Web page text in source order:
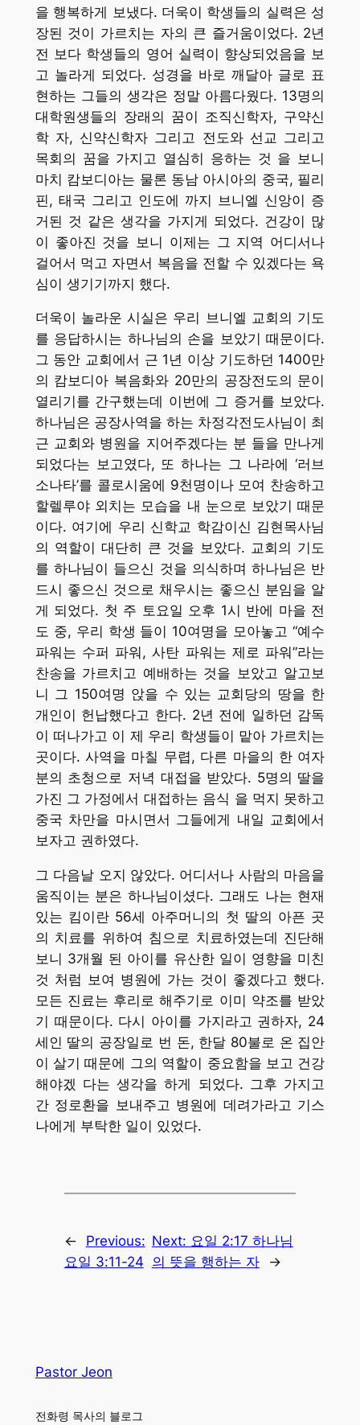
을 행복하게 보냈다. 더욱이 학생들의 실력은 성
장된 것이 가르치는 자의 큰 즐거움이었다. 2년
전 보다 학생들의 영어 실력이 향상되었음을 보
고 놀라게 되었다. 성경을 바로 깨달아 글로 표
현하는 그들의 생각은 정말 아름다웠다. 13명의
대학원생들의 장래의 꿈이 조직신학자, 구약신
학 자, 신약신학자 그리고 전도와 선교 그리고
목회의 꿈을 가지고 열심히 응하는 것 을 보니
마치 캄보디아는 물론 동남 아시아의 중국, 필리
핀, 태국 그리고 인도에 까지 브니엘 신앙이 증
거된 것 같은 생각을 가지게 되었다. 건강이 많
이 좋아진 것을 보니 이제는 그 지역 어디서나
걸어서 먹고 자면서 복음을 전할 수 있겠다는 욕
심이 생기기까지 했다.
더욱이 놀라운 시실은 우리 브니엘 교회의 기도
를 응답하시는 하나님의 손을 보았기 때문이다.
그 동안 교회에서 근 1년 이상 기도하던 1400만
의 캄보디아 복음화와 20만의 공장전도의 문이
열리기를 간구했는데 이번에 그 증거를 보았다.
하나님은 공장사역을 하는 차정각전도사님이 최
근 교회와 병원을 지어주겠다는 분 들을 만나게
되었다는 보고였다, 또 하나는 그 나라에 ‘러브
소나타’를 콜로시움에 9천명이나 모여 찬송하고
할렐루야 외치는 모습을 내 눈으로 보았기 때문
이다. 여기에 우리 신학교 학감이신 김현목사님
의 역할이 대단히 큰 것을 보았다. 교회의 기도
를 하나님이 들으신 것을 의식하며 하나님은 반
드시 좋으신 것으로 채우시는 좋으신 분임을 알
게 되었다. 첫 주 토요일 오후 1시 반에 마을 전
도 중, 우리 학생 들이 10여명을 모아놓고 “예수
파워는 수퍼 파워, 사탄 파워는 제로 파워”라는
찬송을 가르치고 예배하는 것을 보았고 알고보
니 그 150여명 앉을 수 있는 교회당의 땅을 한
개인이 헌납했다고 한다. 2년 전에 일하던 감독
이 떠나가고 이 제 우리 학생들이 맡아 가르치는
곳이다. 사역을 마칠 무렵, 다른 마을의 한 여자
분의 초청으로 저녁 대접을 받았다. 5명의 딸을
가진 그 가정에서 대접하는 음식 을 먹지 못하고
중국 차만을 마시면서 그들에게 내일 교회에서
보자고 권하였다.
그 다음날 오지 않았다. 어디서나 사람의 마음을
움직이는 분은 하나님이셨다. 그래도 나는 현재
있는 킴이란 56세 아주머니의 첫 딸의 아픈 곳
의 치료를 위하여 침으로 치료하였는데 진단해
보니 3개월 된 아이를 유산한 일이 영향을 미친
것 처럼 보여 병원에 가는 것이 좋겠다고 했다.
모든 진료는 후리로 해주기로 이미 약조를 받았
기 때문이다. 다시 아이를 가지라고 권하자, 24
세인 딸의 공장일로 번 돈, 한달 80불로 온 집안
이 살기 때문에 그의 역할이 중요함을 보고 건강
해야겠 다는 생각을 하게 되었다. 그후 가지고
간 정로환을 보내주고 병원에 데려가라고 기스
나에게 부탁한 일이 있었다.
←
Previous:
요일 3:11-24
Next: 요일 2:17 하나님
의 뜻을 행하는 자
→
Pastor Jeon
전화령 목사의 블로그